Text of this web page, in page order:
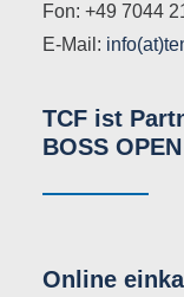
Fon: +49 7044
E-Mail:
TCF ist
BOSS OPEN
Online